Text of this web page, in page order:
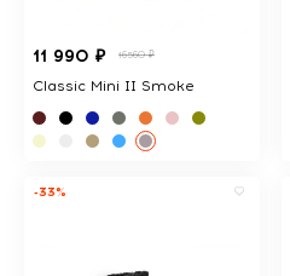
11 990 ₽ 16560 ₽
Classic Mini II Smoke
-33%